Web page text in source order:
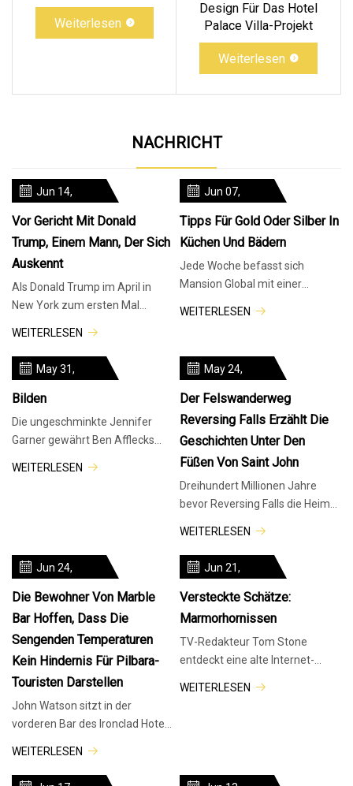
Weiterlesen
Design Für Das Hotel
Palace Villa-Projekt
Weiterlesen
NACHRICHT
Jun 14,
Vor Gericht Mit Donald
Trump, Einem Mann, Der Sich
Auskennt
Als Donald Trump im April in
New York zum ersten Mal
und er sch
WEITERLESEN
Jun 07,
Tipps Für Gold Oder Silber In
Küchen Und Bädern
Jede Woche befasst sich
Mansion Global mit einer
WEITERLESEN
May 31,
Bilden
Die ungeschminkte Jennifer
Garner gewährt Ben Afflecks
WEITERLESEN
May 24,
Der Felswanderweg
Reversing Falls Erzählt Die
Geschichten Unter Den
Füßen Von Saint John
Dreihundert Millionen Jahre
bevor Reversing Falls die Heimat
glänzende
WEITERLESEN
Jun 24,
Die Bewohner Von Marble
Bar Hoffen, Dass Die
Sengenden Temperaturen
Kein Hindernis Für Pilbara-
Touristen Darstellen
John Watson sitzt in der
vorderen Bar des Ironclad Hotels
eine der angesagtesten Städte
WEITERLESEN
Jun 21,
Versteckte Schätze:
Marmorhornissen
TV-Redakteur Tom Stone
entdeckt eine alte Internet-
WEITERLESEN